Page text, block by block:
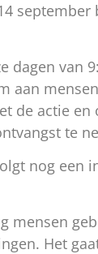
september
dagen van
aan
de actie en
te
nog een
mensen
Het